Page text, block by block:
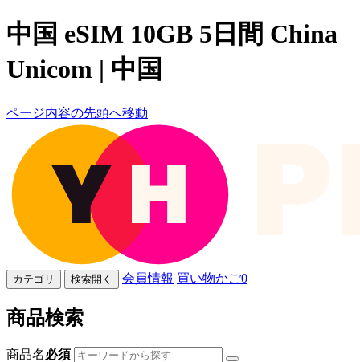
中国 eSIM 10GB 5日間 China
Unicom | 中国
ページ内容の先頭へ移動
カテゴリ 検索開く 会員情報 買い物かご0
商品検索
商品名必須